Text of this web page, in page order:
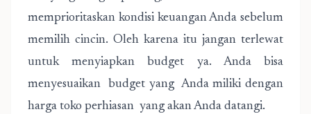
memprioritaskan kondisi keuangan Anda sebelum
memilih cincin. Oleh karena itu jangan terlewat
untuk menyiapkan budget ya. Anda bisa
menyesuaikan budget yang Anda miliki dengan
harga toko perhiasan yang akan Anda datangi.